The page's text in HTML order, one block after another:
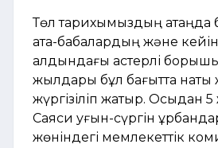
Төл тарихымыздың ақтаңдақ
ата-бабалардың және
алдындағы қастерлі
жылдары бұл бағытта
жүргізіліп жатыр. Осыдан
Саяси қуғын-сүргін
жөніндегі мемлекеттік